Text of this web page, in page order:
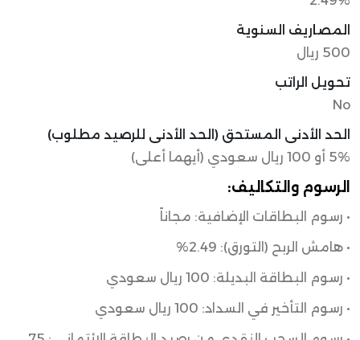
المصاريف السنوية
500 ريال
تحويل الراتب
No
الحد الأدنى المستحق (الحد الأدنى للرصيد مطلوب)
5% أو 100 ريال سعودي (أيهما أعلى)
الرسوم والتكاليف:
• رسوم البطاقات الإضافية: مجاناً
• هامش الربح (التورق): 2.49%
• رسوم البطاقة البديلة: 100 ريال سعودي
• رسوم التأخير في السداد: 100 ريال سعودي